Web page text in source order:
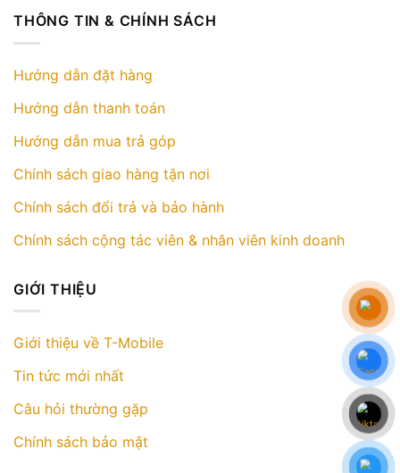
THÔNG TIN & CHÍNH SÁCH
Hướng dẫn đặt hàng
Hướng dẫn thanh toán
Hướng dẫn mua trả góp
Chính sách giao hàng tận nơi
Chính sách đổi trả và bảo hành
Chính sách cộng tác viên & nhân viên kinh doanh
GIỚI THIỆU
Giới thiệu về T-Mobile
Tin tức mới nhất
Câu hỏi thường gặp
Chính sách bảo mật